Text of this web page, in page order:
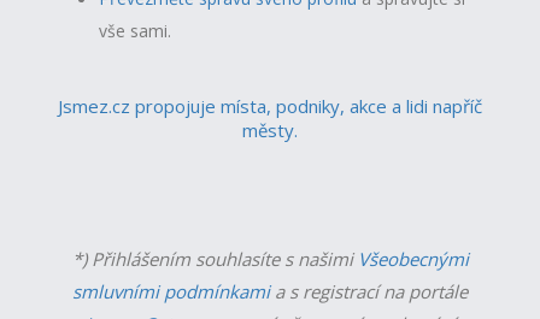
vše sami.
Jsmez.cz propojuje místa, podniky, akce a lidi napříč
městy.
*) Přihlášením souhlasíte s našimi Všeobecnými
smluvními podmínkamia s registrací na portále